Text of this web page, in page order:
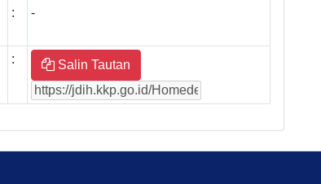
: -
: Salin Tautan